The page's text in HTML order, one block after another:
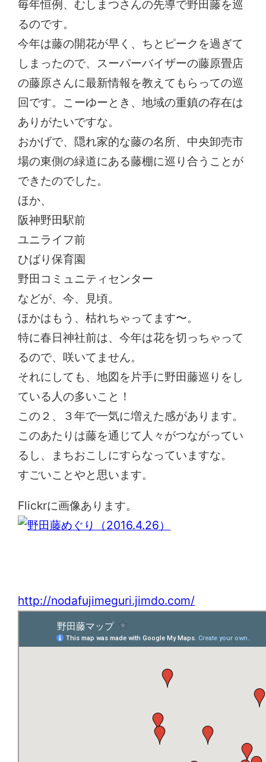
毎年恒例、むしまつさんの先導で野田藤を巡
るのです。
今年は藤の開花が早く、ちとピークを過ぎて
しまったので、スーパーバイザーの藤原畳店
の藤原さんに最新情報を教えてもらっての巡
回です。こーゆーとき、地域の重鎮の存在は
ありがたいですな。
おかげで、隠れ家的な藤の名所、中央卸売市
場の東側の緑道にある藤棚に巡り合うことが
できたのでした。
ほか、
阪神野田駅前
ユニライフ前
ひばり保育園
野田コミュニティセンター
などが、今、見頃。
ほかはもう、枯れちゃってます〜。
特に春日神社前は、今年は花を切っちゃって
るので、咲いてません。
それにしても、地図を片手に野田藤巡りをし
ている人の多いこと！
この２、３年で一気に増えた感があります。
このあたりは藤を通じて人々がつながってい
るし、まちおこしにすらなっていますな。
すごいことやと思います。
Flickrに画像あります。
http://nodafujimeguri.jimdo.com/